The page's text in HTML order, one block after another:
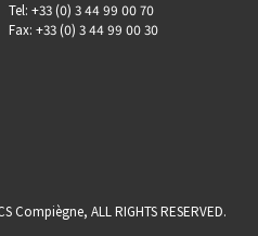
Tel: +33 (0) 3 44 99 00 70
Fax: +33 (0) 3 44 99 00 30
ALL RIGHTS RESERVED.